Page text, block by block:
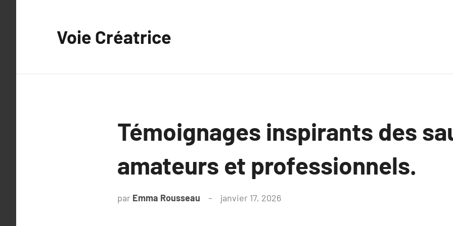
Voie Créatrice
Témoignages inspirants des
amateurs et professionnels.
par Emma Rousseau janvier 17, 2026